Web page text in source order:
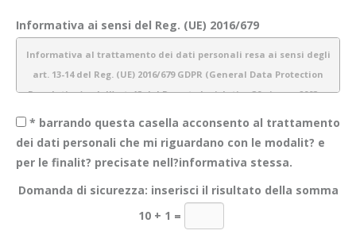
Informativa ai sensi del Reg. (UE) 2016/679
Informativa al trattamento dei dati personali resa ai sensi degli
art. 13-14 del Reg. (UE) 2016/679 GDPR (General Data Protection
Regulation) e dell’art. 13 del Decreto legislativo 30 giugno 2003 n.
1.Introduzione
Obiettivo Incontro S.r.l. è consapevole dell’importanza della protezione
dei dati personali e del rispetto della privacy dei propri utenti. Pertanto
* barrando questa casella acconsento al trattamento
dei dati personali che mi riguardano con le modalit? e
per le finalit? precisate nell?informativa stessa.
Domanda di sicurezza: inserisci il risultato della somma
10 + 1 =